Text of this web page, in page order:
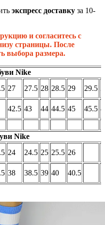
экспресс доставку за 10-
и согласитесь с
страницы. После
выбора размера.
Nike
27 27.5 28 28.5 29 29.5
42.5 43 44 44.5 45 45.5
Nike
24 24.5 25 25.5 26
38 38.5 39 40 40.5